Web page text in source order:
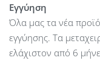
PSU: 2 x 500 W
Εγγύηση
Όλα μας τα νέα
εγγύησης. Τα
ελάχιστον από 6